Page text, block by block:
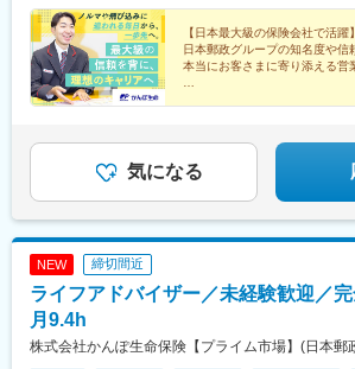
根県■四国エリア：徳島県、香川県、愛媛
ア：福岡県、佐賀県、長崎県、大分県、宮
県■沖縄エリア：沖縄県※初期配属の都道府
ン歓迎※基本的にスクーターまたはバイク
※配属先のかんぽサービス部は応募者の希
の家庭事情があり、参加が難しい場合は
ります
駅(宮城県)、くりこま高原駅、新田駅(宮城
駅、東大館駅、羽後本荘駅、湯沢駅、横手
形駅、米沢駅、鶴岡駅、酒田駅、村山駅(
駅、長井駅、白河駅、いわき駅、七日町駅
駅、磐城石川駅、須賀川駅、原ノ町駅、
間駅、新鉾田駅、鹿島神宮駅、磯原駅、
駅、西那須野駅、足利駅、新鹿沼駅、上今
駅、宝積寺駅、小金井駅、黒磯駅、駅東公
銚子駅、八日市場駅、東金駅、館山駅、荻
谷駅、京成関屋駅、荒川区役所前駅、渋谷
めじろ台駅、羽村駅、立川駅、京王八王
駅、秋川駅、甲州街道駅、八王子みなみ野
駅、武蔵小金井駅、東村山駅、府中駅(東
上大岡駅、横浜駅、市が尾駅、センター南
【日本最大級の保険会社で活躍】
日本郵政グループの知名度や信
本当にお客さまに寄り添える営
■昨年度賞与実績4.3カ月分
気になる
NEW 締切間近
ライフアドバイザー／未経験歓迎／
月9.4h
株式会社かんぽ生命保険【プライム市場】(日本郵